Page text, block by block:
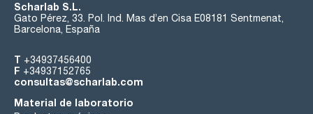
Scharlab S.L.
Gato Pérez, 33. Pol. Ind. Mas d’en Cisa E08181 Sentmenat,
Barcelona, España
T +34937456400
F +34937152765
consultas@scharlab.com
Material de laboratorio